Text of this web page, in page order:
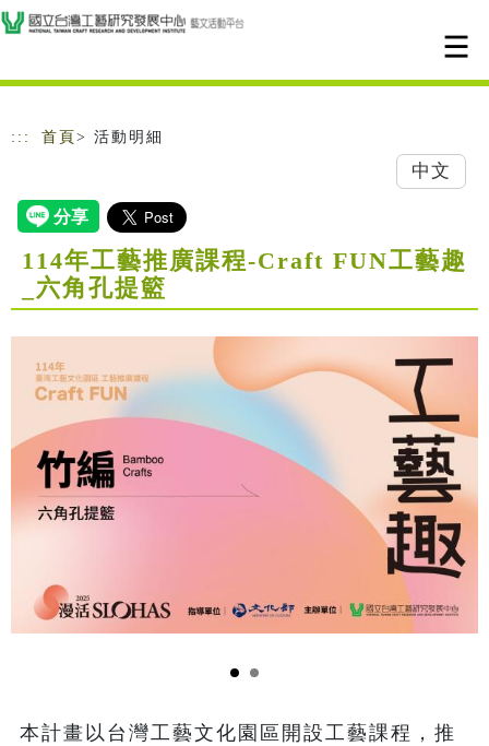
跳到主要內容
網站導覽
::: 首頁 > 活動明細
中文
114年工藝推廣課程-Craft FUN工藝趣
_六角孔提籃
本計畫以台灣工藝文化園區開設工藝課程，推